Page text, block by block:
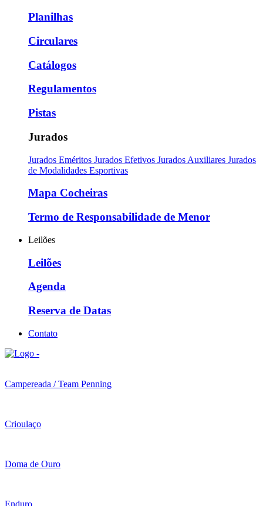
Planilhas
Circulares
Catálogos
Regulamentos
Pistas
Jurados
Jurados Eméritos Jurados Efetivos Jurados Auxiliares Jurados
de Modalidades Esportivas
Mapa Cocheiras
Termo de Responsabilidade de Menor
Leilões
Leilões
Agenda
Reserva de Datas
Contato
Campereada / Team Penning
Crioulaço
Doma de Ouro
Enduro